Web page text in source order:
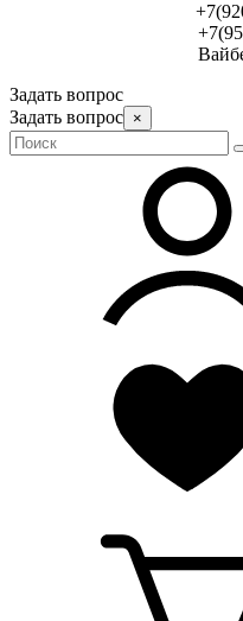
Задать вопрос
Задать вопрос ×